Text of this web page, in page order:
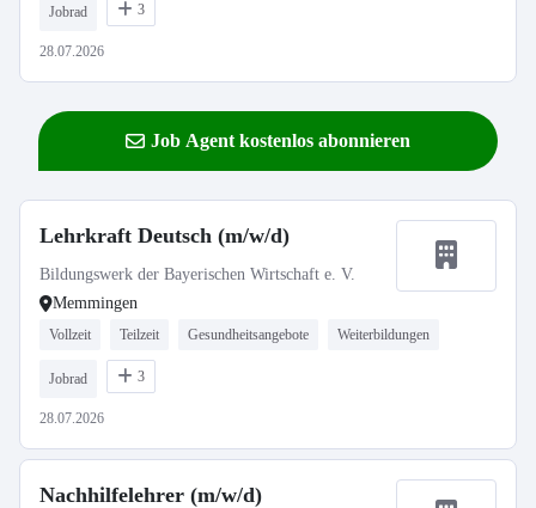
Jobrad 3
28.07.2026
Job Agent kostenlos abonnieren
Lehrkraft Deutsch (m/w/d)
Bildungswerk der Bayerischen Wirtschaft e. V.
Memmingen
Vollzeit Teilzeit Gesundheitsangebote Weiterbildungen
Jobrad 3
28.07.2026
Nachhilfelehrer (m/w/d)